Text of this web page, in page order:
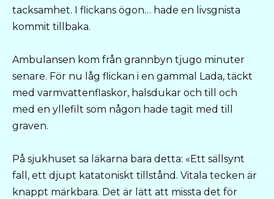
tacksamhet. I flickans ögon… hade en livsgnista
kommit tillbaka.
Ambulansen kom från grannbyn tjugo minuter
senare. För nu låg flickan i en gammal Lada, täckt
med varmvattenflaskor, halsdukar och till och
med en yllefilt som någon hade tagit med till
graven.
På sjukhuset sa läkarna bara detta: «Ett sällsynt
fall, ett djupt katatoniskt tillstånd. Vitala tecken är
knappt märkbara. Det är lätt att missta det för